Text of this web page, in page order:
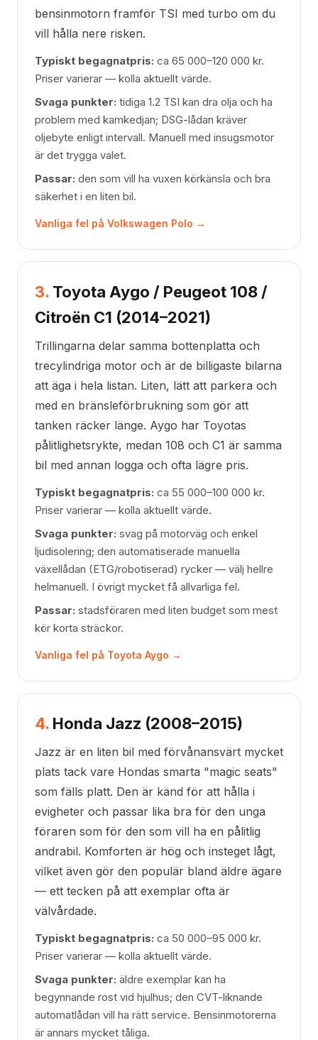
bensinmotorn framför TSI med turbo om du
vill hålla nere risken.
Typiskt begagnatpris: ca 65 000–120 000 kr.
Priser varierar — kolla aktuellt värde.
Svaga punkter: tidiga 1.2 TSI kan dra olja och ha
problem med kamkedjan; DSG-lådan kräver
oljebyte enligt intervall. Manuell med insugsmotor
är det trygga valet.
Passar: den som vill ha vuxen körkänsla och bra
säkerhet i en liten bil.
Vanliga fel på Volkswagen Polo →
3. Toyota Aygo / Peugeot 108 /
Citroën C1 (2014–2021)
Trillingarna delar samma bottenplatta och
trecylindriga motor och är de billigaste bilarna
att äga i hela listan. Liten, lätt att parkera och
med en bränsleförbrukning som gör att
tanken räcker länge. Aygo har Toyotas
pålitlighetsrykte, medan 108 och C1 är samma
bil med annan logga och ofta lägre pris.
Typiskt begagnatpris: ca 55 000–100 000 kr.
Priser varierar — kolla aktuellt värde.
Svaga punkter: svag på motorväg och enkel
ljudisolering; den automatiserade manuella
växellådan (ETG/robotiserad) rycker — välj hellre
helmanuell. I övrigt mycket få allvarliga fel.
Passar: stadsföraren med liten budget som mest
kör korta sträckor.
Vanliga fel på Toyota Aygo →
4. Honda Jazz (2008–2015)
Jazz är en liten bil med förvånansvärt mycket
plats tack vare Hondas smarta "magic seats"
som fälls platt. Den är känd för att hålla i
evigheter och passar lika bra för den unga
föraren som för den som vill ha en pålitlig
andrabil. Komforten är hög och insteget lågt,
vilket även gör den populär bland äldre ägare
— ett tecken på att exemplar ofta är
välvårdade.
Typiskt begagnatpris: ca 50 000–95 000 kr.
Priser varierar — kolla aktuellt värde.
Svaga punkter: äldre exemplar kan ha
begynnande rost vid hjulhus; den CVT-liknande
automatlådan vill ha rätt service. Bensinmotorerna
är annars mycket tåliga.